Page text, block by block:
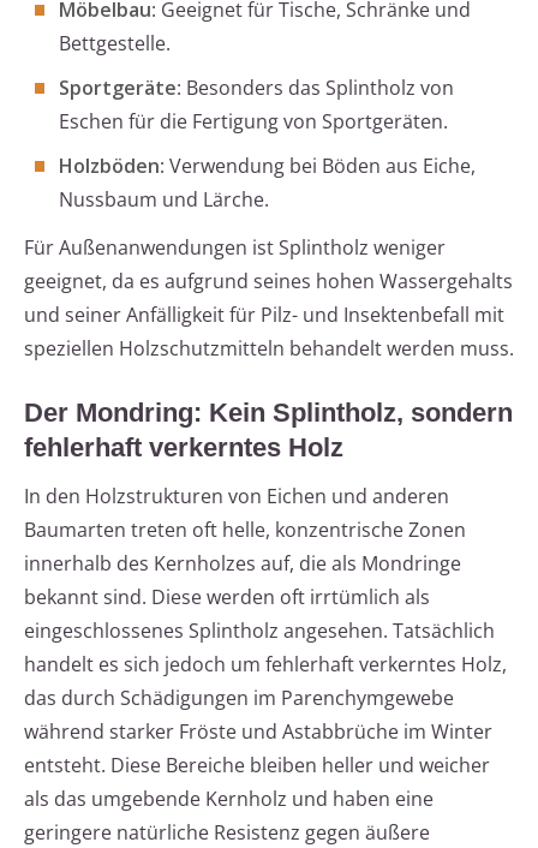
Möbelbau: Geeignet für Tische, Schränke und
Bettgestelle.
Sportgeräte: Besonders das Splintholz von
Eschen für die Fertigung von Sportgeräten.
Holzböden: Verwendung bei Böden aus Eiche,
Nussbaum und Lärche.
Für Außenanwendungen ist Splintholz weniger
geeignet, da es aufgrund seines hohen Wassergehalts
und seiner Anfälligkeit für Pilz- und Insektenbefall mit
speziellen Holzschutzmitteln behandelt werden muss.
Der Mondring: Kein Splintholz, sondern
fehlerhaft verkerntes Holz
In den Holzstrukturen von Eichen und anderen
Baumarten treten oft helle, konzentrische Zonen
innerhalb des Kernholzes auf, die als Mondringe
bekannt sind. Diese werden oft irrtümlich als
eingeschlossenes Splintholz angesehen. Tatsächlich
handelt es sich jedoch um fehlerhaft verkerntes Holz,
das durch Schädigungen im Parenchymgewebe
während starker Fröste und Astabbrüche im Winter
entsteht. Diese Bereiche bleiben heller und weicher
als das umgebende Kernholz und haben eine
geringere natürliche Resistenz gegen äußere